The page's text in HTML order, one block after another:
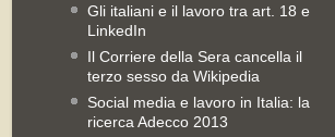
Gli italiani e il lavoro tra art. 18 e
LinkedIn
Il Corriere della Sera cancella il
terzo sesso da Wikipedia
Social media e lavoro in Italia: la
ricerca Adecco 2013